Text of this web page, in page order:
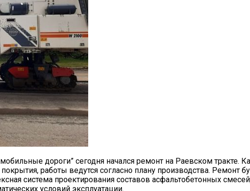
дороги” сегодня начался ремонт на Раевском тракте.
работы ведутся согласно плану производства. Ремонт
система проектирования составов асфальтобетонных
условий эксплуатации.